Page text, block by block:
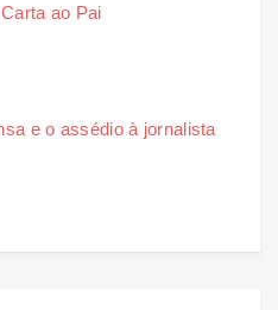
ao Pai
e o assédio à jornalista